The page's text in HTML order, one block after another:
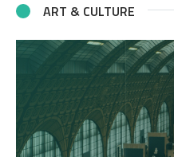
ART & CULTURE